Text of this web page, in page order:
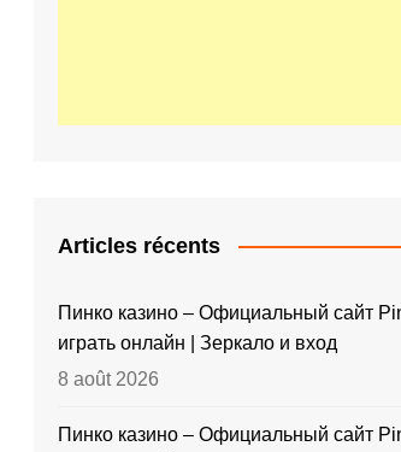
Articles récents
Пинко казино – Официальный сайт
играть онлайн | Зеркало и вход
8 août 2026
Пинко казино – Официальный сайт